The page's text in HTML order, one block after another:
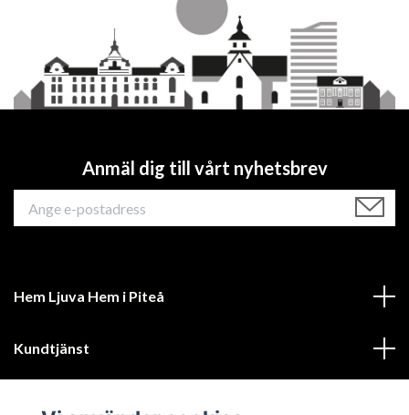
Anmäl dig till vårt nyhetsbrev
Hem Ljuva Hem i Piteå
Kundtjänst